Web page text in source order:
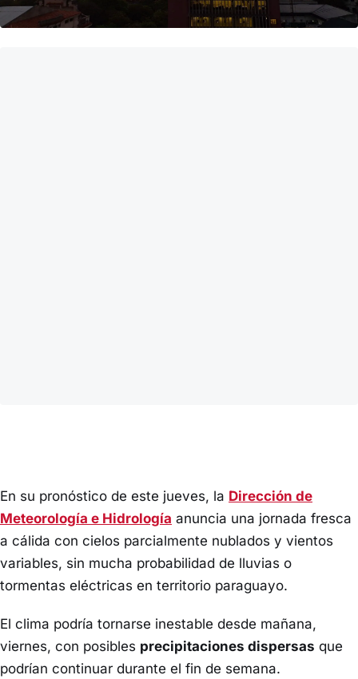
En su pronóstico de este jueves, la Dirección de
Meteorología e Hidrología anuncia una jornada fresca
a cálida con cielos parcialmente nublados y vientos
variables, sin mucha probabilidad de lluvias o
tormentas eléctricas en territorio paraguayo.
El clima podría tornarse inestable desde mañana,
viernes, con posibles precipitaciones dispersas que
podrían continuar durante el fin de semana.